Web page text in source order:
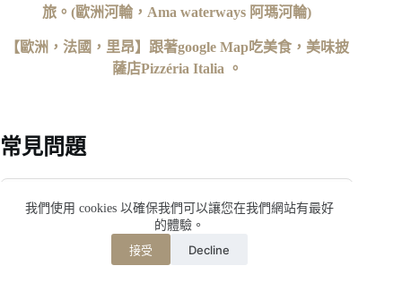
我們使用 cookies 以確保我們可以讓您在我們網站有最好
的體驗。
接受 Decline
旅。(‎歐洲河輪，Ama waterways 阿瑪河輪)
【歐洲，法國，里昂】跟著google Map吃美食，美味披
薩店Pizzéria Italia 。
常見問題
Q2：馬賽魚市場值得去嗎？